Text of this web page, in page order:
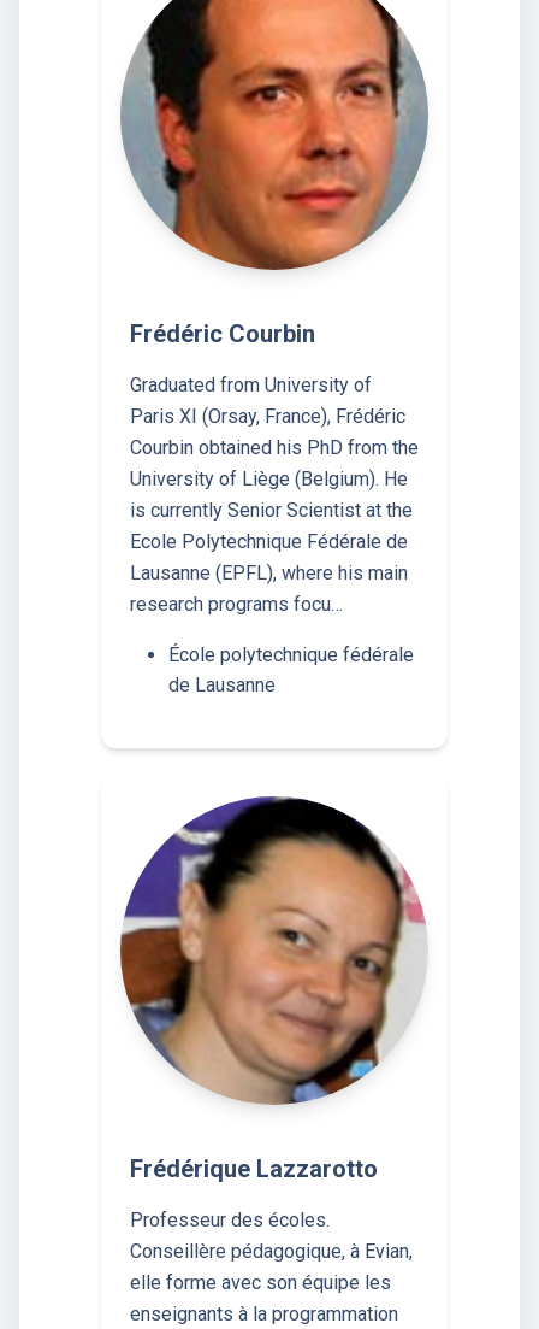
Frédéric Courbin
Graduated from University of
Paris XI (Orsay, France), Frédéric
Courbin obtained his PhD from the
University of Liège (Belgium). He
is currently Senior Scientist at the
Ecole Polytechnique Fédérale de
Lausanne (EPFL), where his main
research programs focu…
École polytechnique fédérale
de Lausanne
Frédérique Lazzarotto
Professeur des écoles.
Conseillère pédagogique, à Evian,
elle forme avec son équipe les
enseignants à la programmation